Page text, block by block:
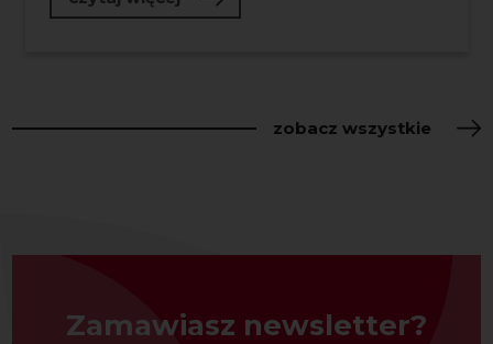
zobacz wszystkie
Zamawiasz newsletter?